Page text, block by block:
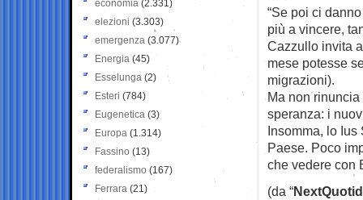
“Se poi ci
più a vincere,
Cazzullo invita
mese potesse
migrazioni).
Ma non
speranza: i
Insomma, lo
Paese. Poco
che vedere con
(da “
economia (2.331)
elezioni (3.303)
emergenza (3.077)
Energia (45)
Esselunga (2)
Esteri (784)
Eugenetica (3)
Europa (1.314)
Fassino (13)
federalismo (167)
Ferrara (21)